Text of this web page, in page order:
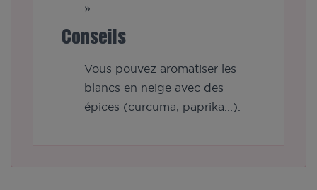
»
Conseils
Vous pouvez aromatiser les
blancs en neige avec des
épices (curcuma, paprika...).